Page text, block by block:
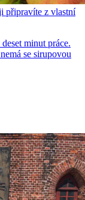
připravíte z vlastní
minut práce.
se sirupovou